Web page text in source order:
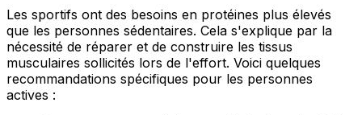
Les sportifs ont des besoins en protéines plus élevés
que les personnes sédentaires. Cela s'explique par la
nécessité de réparer et de construire les tissus
musculaires sollicités lors de l'effort. Voici quelques
recommandations spécifiques pour les personnes
actives :